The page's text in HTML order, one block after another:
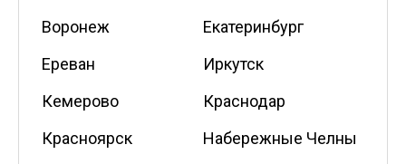
Воронеж
Екатеринбург
Ереван
Иркутск
Кемерово
Краснодар
Красноярск
Набережные Челны